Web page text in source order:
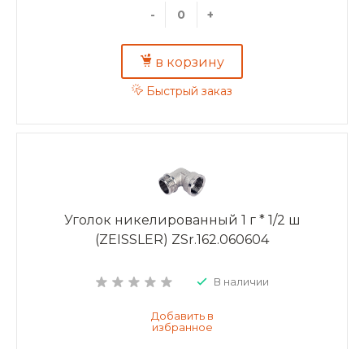
- +
в корзину
Быстрый заказ
Уголок никелированный 1 г * 1/2 ш
(ZEISSLER) ZSr.162.060604
В наличии